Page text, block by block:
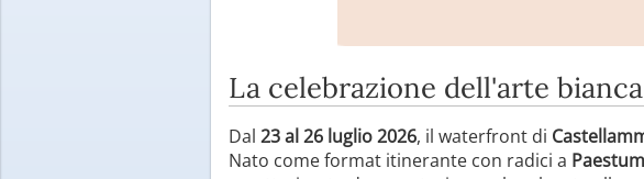
La celebrazione dell'arte
Dal 23 al 26 luglio 2026, il waterfront di
Nato come format itinerante con radici a Paestum